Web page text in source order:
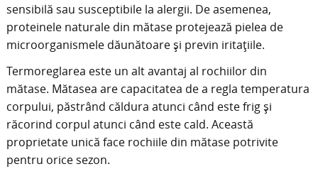
sensibilă sau susceptibile la alergii. De asemenea,
proteinele naturale din mătase protejează pielea de
microorganismele dăunătoare și previn iritațiile.
Termoreglarea este un alt avantaj al rochiilor din
mătase. Mătasea are capacitatea de a regla temperatura
corpului, păstrând căldura atunci când este frig și
răcorind corpul atunci când este cald. Această
proprietate unică face rochiile din mătase potrivite
pentru orice sezon.